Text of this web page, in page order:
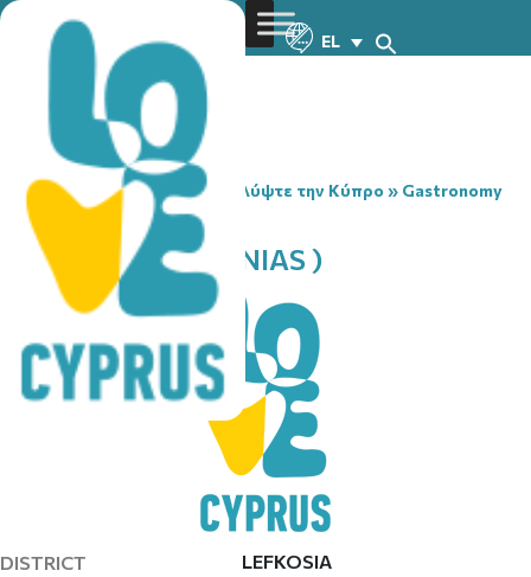
EL
You are here:Home» Ανακαλύψτε την Κύπρο » Gastronomy
» PAHIT ICE ( ARMENIAS )
PAHIT ICE ( ARMENIAS )
DISTRICT
LEFKOSIA